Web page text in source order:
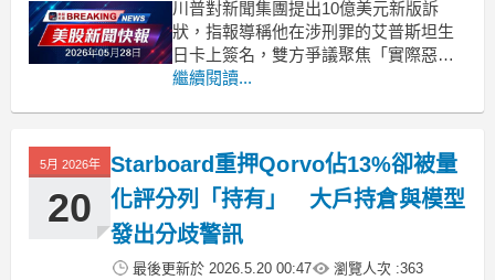
川普對新聞集團提出10億美元新版訴
狀，指報導稱他在涉刑罪的艾普斯坦生
日卡上簽名，雙方爭議聚焦「實際惡
意」標準。 .badgeprice-container {
gap: 1rem !important;
繼續閱讀...
5月 2026年
20
Starboard重押Qorvo佔13%卻被量
化評分列「持有」 大戶持倉與模型
發出分歧警訊
最後更新於 2026.5.20 00:47 瀏覽人次 :363